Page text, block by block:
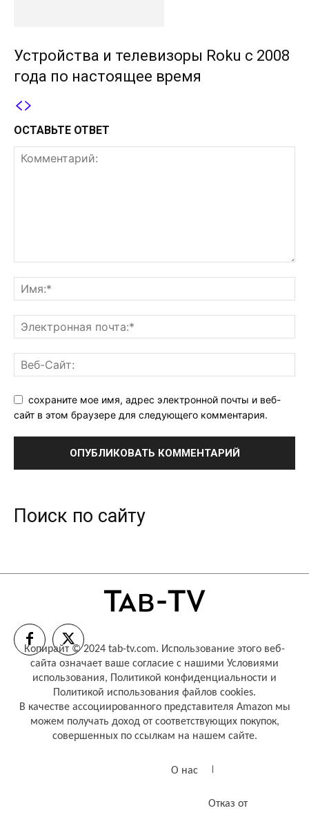
Устройства и телевизоры Roku с 2008
года по настоящее время
ОСТАВЬТЕ ОТВЕТ
сохраните мое имя, адрес электронной почты и веб-
сайт в этом браузере для следующего комментария.
Поиск по сайту
Копирайт © 2024 tab-tv.com. Использование этого веб-
сайта означает ваше согласие с нашими Условиями
использования, Политикой конфиденциальности и
Политикой использования файлов cookies.
В качестве ассоциированного представителя Amazon мы
можем получать доход от соответствующих покупок,
совершенных по ссылкам на нашем сайте.
О нас
Отказ от